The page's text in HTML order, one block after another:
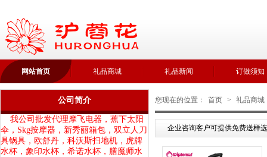
网站首页 礼品商城 礼品新闻 订做须知
公司简介
我公司批发代理摩飞电器，蕉下太阳
伞，Skg按摩器，新秀丽箱包，双立人刀
具锅具，欧舒丹，科沃斯扫地机，虎牌
水杯，象印水杯，希诺水杯，膳魔师水
您现在的位置： 首页 > 礼品商城
企业咨询客户可提供免费送样